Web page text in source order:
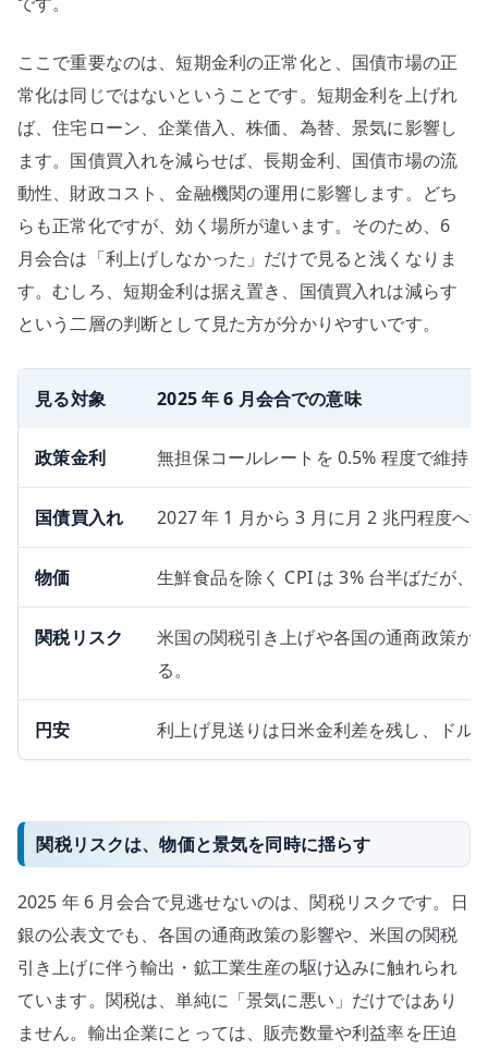
ここで重要なのは、短期金利の正常化と、国債市場の正
常化は同じではないということです。短期金利を上げれ
ば、住宅ローン、企業借入、株価、為替、景気に影響し
ます。国債買入れを減らせば、長期金利、国債市場の流
動性、財政コスト、金融機関の運用に影響します。どち
らも正常化ですが、効く場所が違います。そのため、6
月会合は「利上げしなかった」だけで見ると浅くなりま
す。むしろ、短期金利は据え置き、国債買入れは減らす
という二層の判断として見た方が分かりやすいです。
見る対象 2025 年 6 月会合での意味
政策金利 無担保コールレートを 0.5% 程度で維持
国債買入れ 2027 年 1 月から 3 月に月 2 兆円程度へ
物価 生鮮食品を除く CPI は 3% 台半ばだが、
関税リスク
米国の関税引き上げや各国の通商政策が
る。
円安 利上げ見送りは日米金利差を残し、ドル
関税リスクは、物価と景気を同時に揺らす
2025 年 6 月会合で見逃せないのは、関税リスクです。日
銀の公表文でも、各国の通商政策の影響や、米国の関税
引き上げに伴う輸出・鉱工業生産の駆け込みに触れられ
ています。関税は、単純に「景気に悪い」だけではあり
ません。輸出企業にとっては、販売数量や利益率を圧迫